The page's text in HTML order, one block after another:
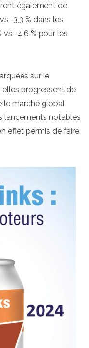
également de
-3,3 % dans les
vs -4,6 % pour les
sur le
elles progressent de
le marché global
lancements notables
effet permis de faire